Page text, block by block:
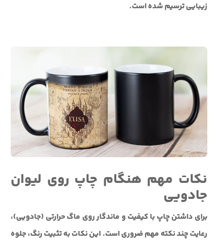
زیبایی ترسیم شده است.
نکات مهم هنگام چاپ روی لیوان
جادویی
برای داشتن چاپ با کیفیت و ماندگار روی ماگ حرارتی (جادویی)،
رعایت چند نکته مهم ضروری است. این نکات به تثبیت رنگ، جلوه